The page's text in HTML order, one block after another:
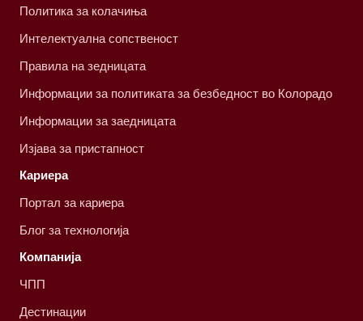
Политика за колачиња
Интелектуална сопственост
Правила на зедницата
Информации за политиката за безбедност во Колорадо
Информации за заедницата
Изјава за пристапност
Кариера
Портал за кариера
Блог за технологија
Компанија
ЧПП
Дестинации